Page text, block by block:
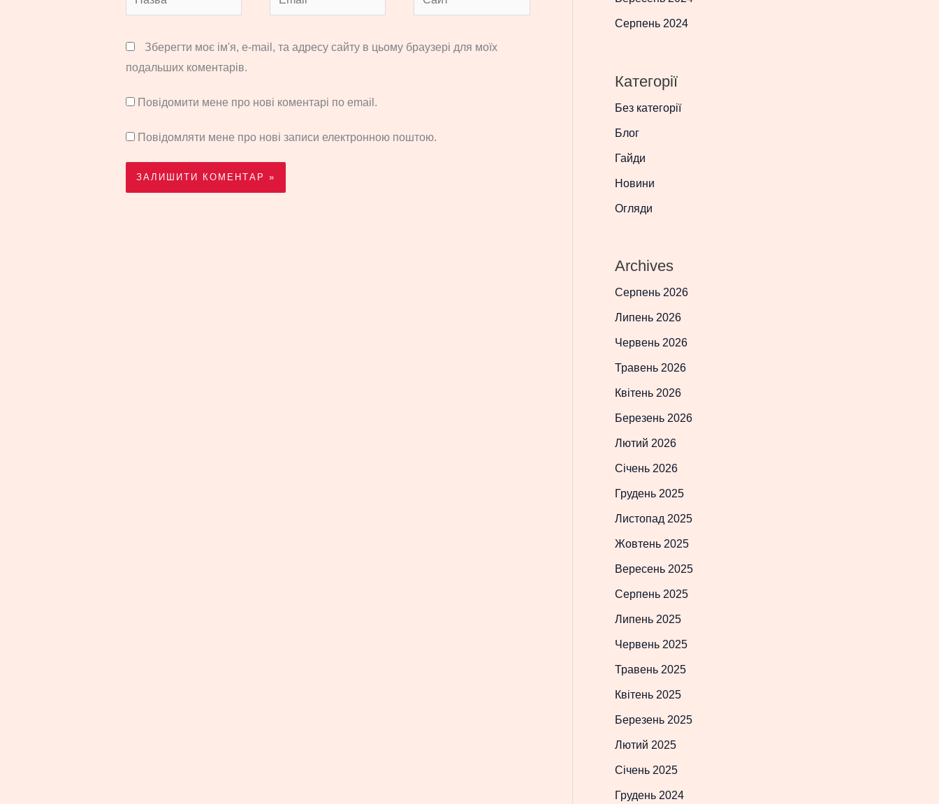
Зберегти моє ім'я, e-mail, та адресу сайту в цьому браузері для моїх
подальших коментарів.
Повідомити мене про нові коментарі по email.
Повідомляти мене про нові записи електронною поштою.
Серпень 2024
Категорії
Без категорії
Блог
Гайди
Новини
Огляди
Archives
Серпень 2026
Липень 2026
Червень 2026
Травень 2026
Квітень 2026
Березень 2026
Лютий 2026
Січень 2026
Грудень 2025
Листопад 2025
Жовтень 2025
Вересень 2025
Серпень 2025
Липень 2025
Червень 2025
Травень 2025
Квітень 2025
Березень 2025
Лютий 2025
Січень 2025
Грудень 2024